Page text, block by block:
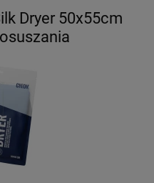
Dryer 50x55cm